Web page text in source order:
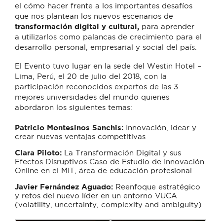
el cómo hacer frente a los importantes desafíos
que nos plantean los nuevos escenarios de
transformación digital y cultural, para aprender
a utilizarlos como palancas de crecimiento para el
desarrollo personal, empresarial y social del país.
El Evento tuvo lugar en la sede del Westin Hotel –
Lima, Perú, el 20 de julio del 2018, con la
participación reconocidos expertos de las 3
mejores universidades del mundo quienes
abordaron los siguientes temas:
Patricio Montesinos Sanchis: Innovación, idear y
crear nuevas ventajas competitivas
Clara Piloto: La Transformación Digital y sus
Efectos Disruptivos Caso de Estudio de Innovación
Online en el MIT, área de educación profesional
Javier Fernández Aguado: Reenfoque estratégico
y retos del nuevo líder en un entorno VUCA
(volatility, uncertainty, complexity and ambiguity)